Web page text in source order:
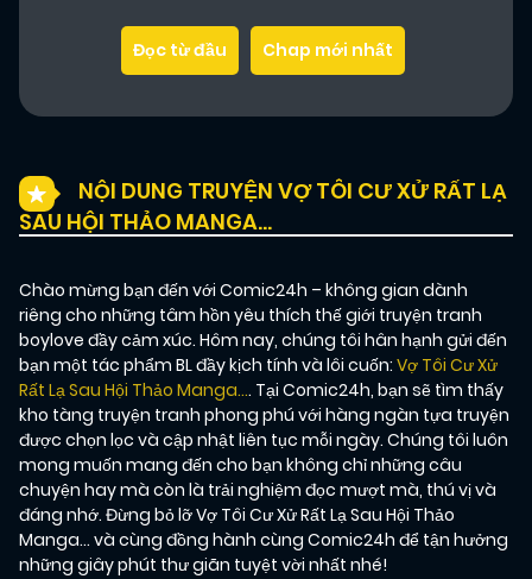
Đọc từ đầu Chap mới nhất
NỘI DUNG TRUYỆN VỢ TÔI CƯ XỬ RẤT LẠ
SAU HỘI THẢO MANGA…
Chào mừng bạn đến với Comic24h – không gian dành
riêng cho những tâm hồn yêu thích thế giới truyện tranh
boylove đầy cảm xúc. Hôm nay, chúng tôi hân hạnh gửi đến
bạn một tác phẩm BL đầy kịch tính và lôi cuốn: Vợ Tôi Cư Xử
Rất Lạ Sau Hội Thảo Manga…. Tại Comic24h, bạn sẽ tìm thấy
kho tàng truyện tranh phong phú với hàng ngàn tựa truyện
được chọn lọc và cập nhật liên tục mỗi ngày. Chúng tôi luôn
mong muốn mang đến cho bạn không chỉ những câu
chuyện hay mà còn là trải nghiệm đọc mượt mà, thú vị và
đáng nhớ. Đừng bỏ lỡ Vợ Tôi Cư Xử Rất Lạ Sau Hội Thảo
Manga… và cùng đồng hành cùng Comic24h để tận hưởng
những giây phút thư giãn tuyệt vời nhất nhé!